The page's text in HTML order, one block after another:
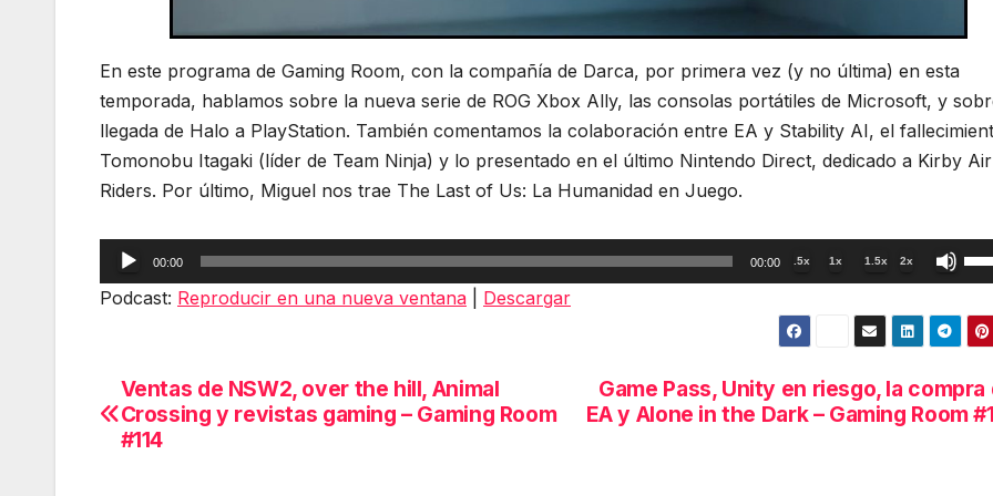
En este programa de Gaming Room, con la compañía de Darca, por primera vez (y no última) en esta
temporada, hablamos sobre la nueva serie de ROG Xbox Ally, las consolas portátiles de Microsoft, y
llegada de Halo a PlayStation. También comentamos la colaboración entre EA y Stability AI, el
Tomonobu Itagaki (líder de Team Ninja) y lo presentado en el último Nintendo Direct, dedicado a Kirby Air
Riders. Por último, Miguel nos trae The Last of Us: La Humanidad en Juego.
Reproductor
de
00:00 00:00 .5x 1x 1.5x 2x
las
de
Podcast: Reproducir en una nueva ventana Descargar
Navegación
de
Game Pass, Unity en riesgo, la compra
EA y Alone in the Dark – Gaming Room
Ventas de NSW2, over the hill, Animal
Crossing y revistas gaming – Gaming Room
#114